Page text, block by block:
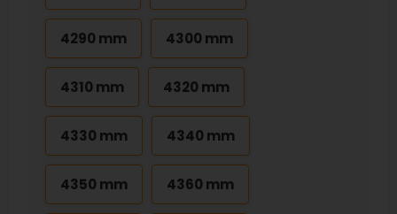
4290 mm 4300 mm
4310 mm 4320 mm
4330 mm 4340 mm
4350 mm 4360 mm